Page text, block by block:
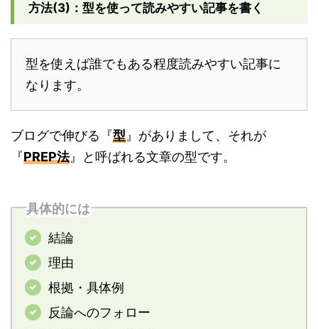
方法(3)：型を使って読みやすい記事を書く
型を使えば誰でもある程度読みやすい記事に
なります。
ブログで伸びる『型』がありまして、それが
『PREP法』と呼ばれる文章の型です。
具体的には
結論
理由
根拠・具体例
反論へのフォロー